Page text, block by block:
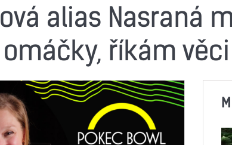
alias Nasraná
říkám